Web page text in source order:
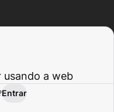
Atividade
usando a web
Entrar